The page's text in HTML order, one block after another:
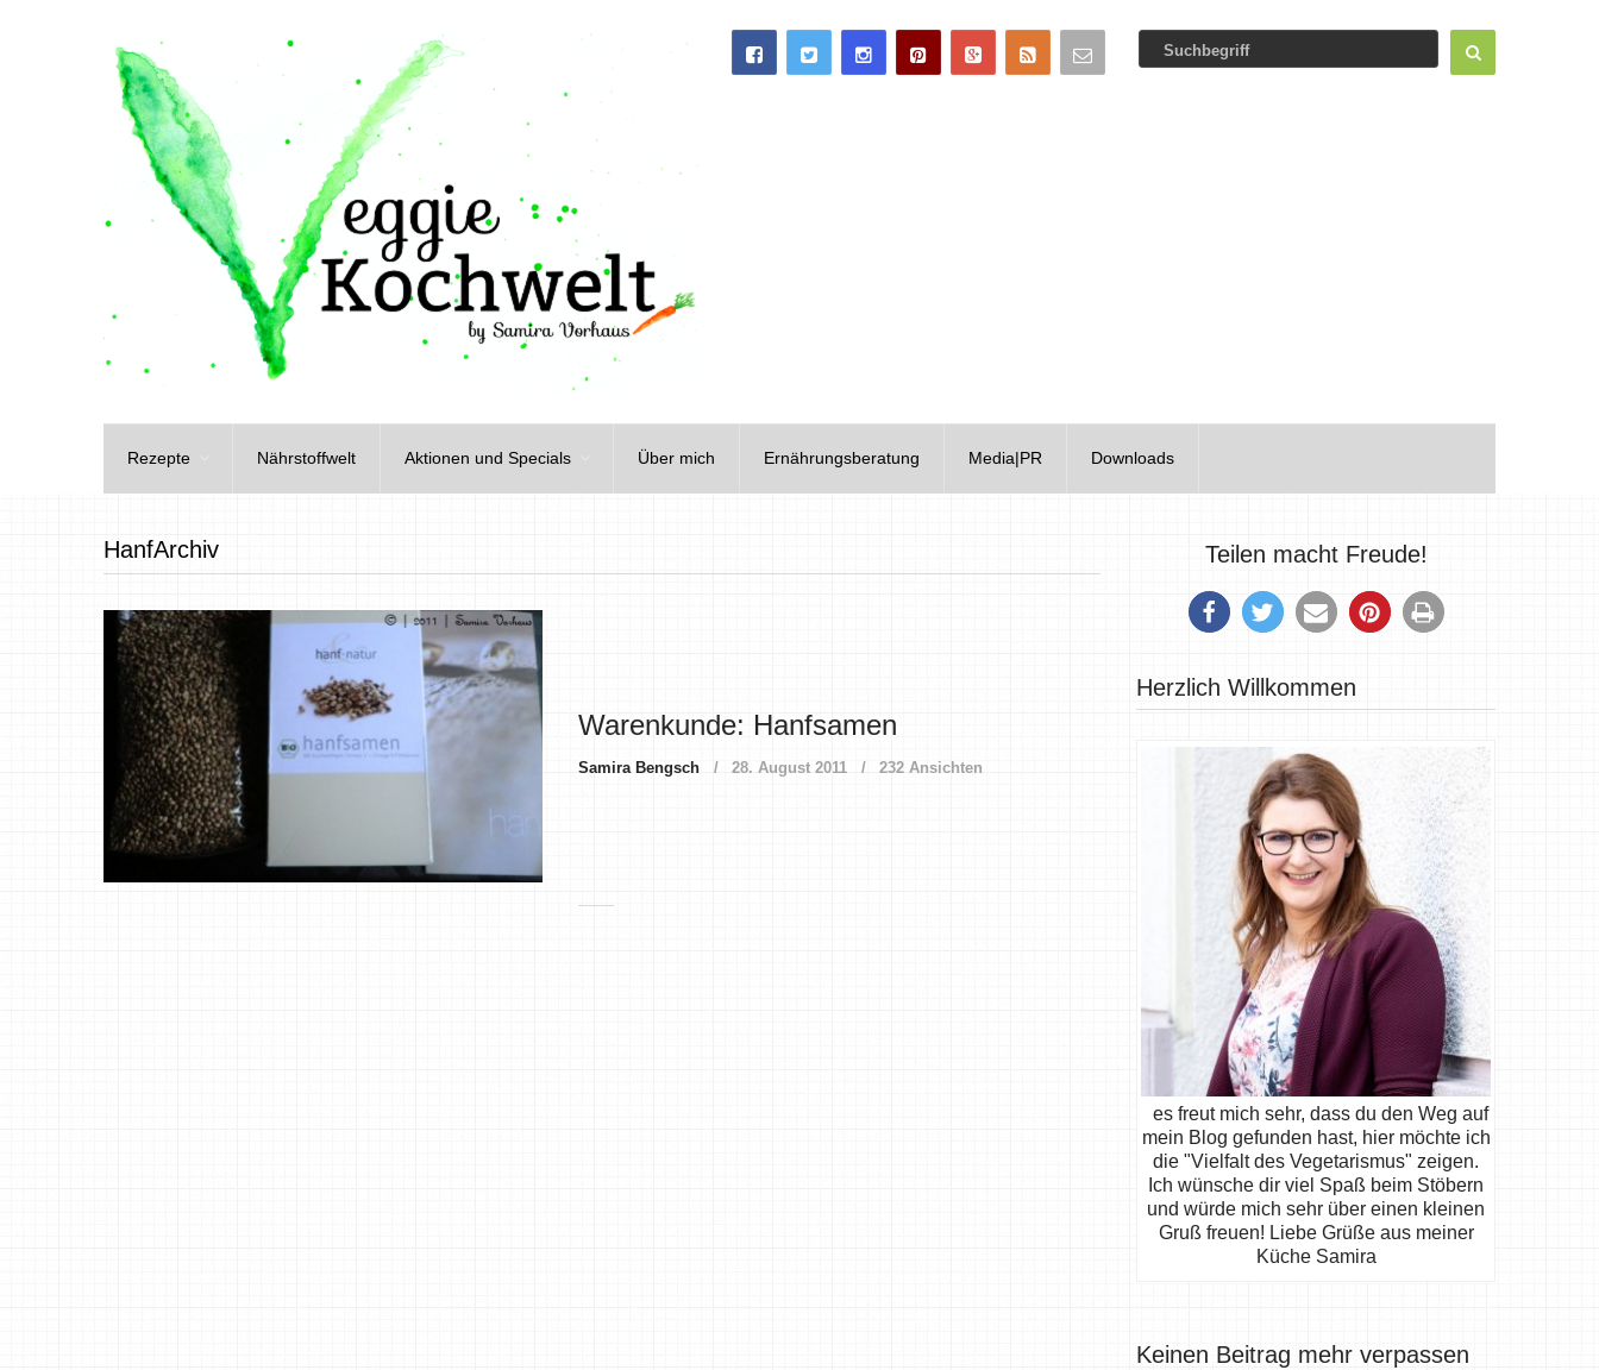
Rezepte Nährstoffwelt Aktionen und Specials Über mich Ernährungsberatung Media|PR Downloads
HanfArchiv
Warenkunde: Hanfsamen
Samira Bengsch 28. August 2011 232 Ansichten
Teilen macht Freude!
Herzlich Willkommen
es freut mich sehr, dass du den Weg auf
mein Blog gefunden hast, hier möchte ich
die "Vielfalt des Vegetarismus" zeigen.
Ich wünsche dir viel Spaß beim Stöbern
und würde mich sehr über einen kleinen
Gruß freuen! Liebe Grüße aus meiner
Küche Samira
Keinen Beitrag mehr verpassen